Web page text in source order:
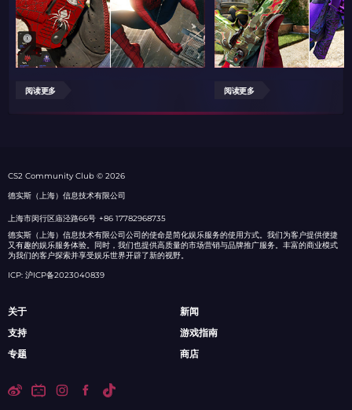
阅读更多 阅读更多
СS2 Community Club © 2026
德实斯（上海）信息技术有限公司
上海市闵行区庙泾路66号 +86 17782968735
德实斯（上海）信息技术有限公司公司的使命是简化娱乐服务的使用方式。我们为客户提供便捷
又有趣的娱乐服务体验。同时，我们也提供高质量的市场营销与品牌推广服务。丰富的商业模式
为我们的客户探索并享受娱乐世界开辟了新的视野。
ICP: 沪ICP备2023040839
关于
新闻
支持
游戏指南
专题
商店